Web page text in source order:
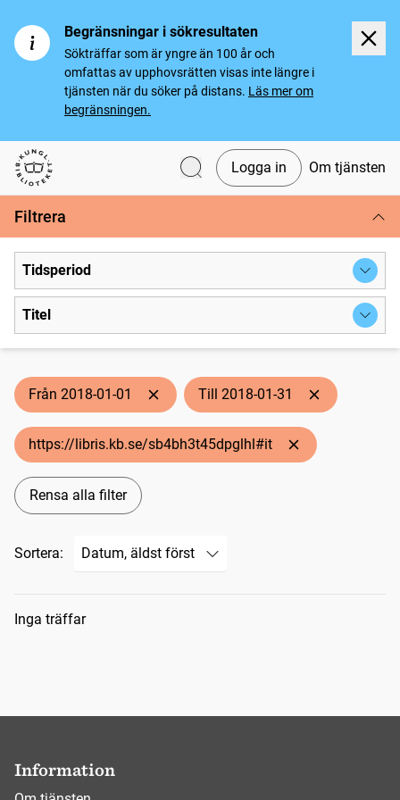
Begränsningar i sökresultaten
Sökträffar som är yngre än 100 år och
omfattas av upphovsrätten visas inte längre i
tjänsten när du söker på distans. Läs mer om
begränsningen.
Svenska tidningar
Logga in Om tjänsten
Filtrera
Tidsperiod
Titel
Från 2018-01-01 Till 2018-01-31
https://libris.kb.se/sb4bh3t45dpglhl#it
Rensa alla filter
Sortera:
Sökresultat
Inga träffar
Information